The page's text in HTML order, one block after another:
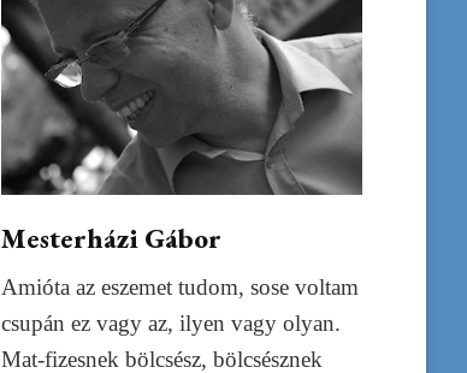
Mesterházi Gábor
Amióta az eszemet tudom, sose voltam
csupán ez vagy az, ilyen vagy olyan.
Mat-fizesnek bölcsész, bölcsésznek